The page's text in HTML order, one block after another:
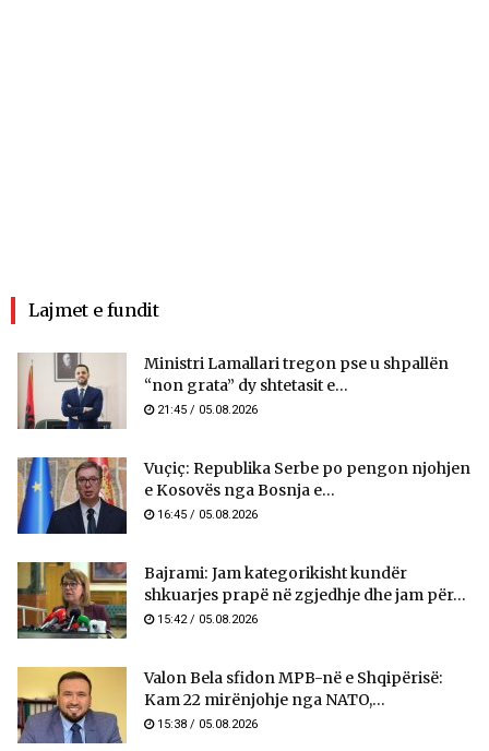
Lajmet e fundit
Ministri Lamallari tregon pse u shpallën
“non grata” dy shtetasit e...
21:45 / 05.08.2026
Vuçiç: Republika Serbe po pengon njohjen
e Kosovës nga Bosnja e...
16:45 / 05.08.2026
Bajrami: Jam kategorikisht kundër
shkuarjes prapë në zgjedhje dhe jam për...
15:42 / 05.08.2026
Valon Bela sfidon MPB-në e Shqipërisë:
Kam 22 mirënjohje nga NATO,...
15:38 / 05.08.2026